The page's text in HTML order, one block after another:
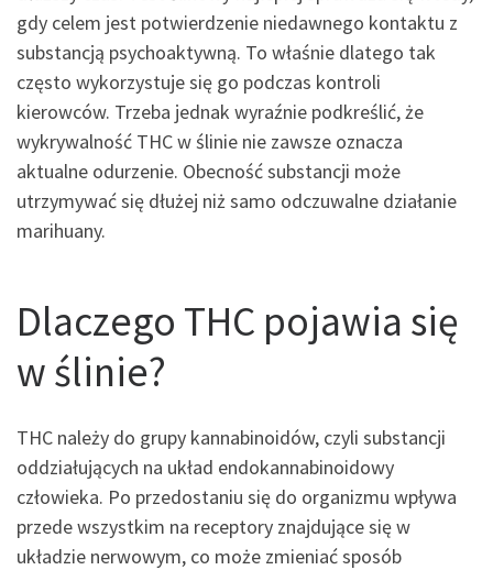
gdy celem jest potwierdzenie niedawnego kontaktu z
substancją psychoaktywną. To właśnie dlatego tak
często wykorzystuje się go podczas kontroli
kierowców. Trzeba jednak wyraźnie podkreślić, że
wykrywalność THC w ślinie nie zawsze oznacza
aktualne odurzenie. Obecność substancji może
utrzymywać się dłużej niż samo odczuwalne działanie
marihuany.
Dlaczego THC pojawia się
w ślinie?
THC należy do grupy kannabinoidów, czyli substancji
oddziałujących na układ endokannabinoidowy
człowieka. Po przedostaniu się do organizmu wpływa
przede wszystkim na receptory znajdujące się w
układzie nerwowym, co może zmieniać sposób